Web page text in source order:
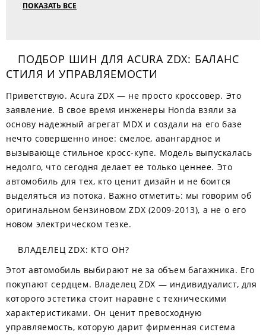
ПОКАЗАТЬ ВСЕ
ПОДБОР ШИН ДЛЯ ACURA ZDX: БАЛАНС
СТИЛЯ И УПРАВЛЯЕМОСТИ
Приветствую. Acura ZDX — не просто кроссовер. Это
заявление. В свое время инженеры Honda взяли за
основу надежный агрегат MDX и создали на его базе
нечто совершенно иное: смелое, авангардное и
вызывающе стильное кросс-купе. Модель выпускалась
недолго, что сегодня делает ее только ценнее. Это
автомобиль для тех, кто ценит дизайн и не боится
выделяться из потока. Важно отметить: мы говорим об
оригинальном бензиновом ZDX (2009-2013), а не о его
новом электрическом тезке.
ВЛАДЕЛЕЦ ZDX: КТО ОН?
Этот автомобиль выбирают не за объем багажника. Его
покупают сердцем. Владелец ZDX — индивидуалист, для
которого эстетика стоит наравне с техническими
характеристиками. Он ценит превосходную
управляемость, которую дарит фирменная система